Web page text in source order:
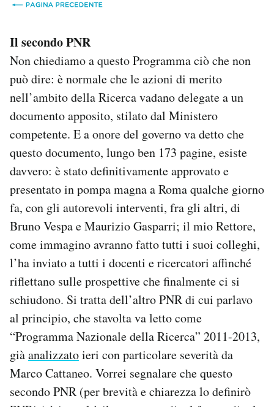
Il secondo PNR
Non chiediamo a questo Programma ciò che non
può dire: è normale che le azioni di merito
nell’ambito della Ricerca vadano delegate a un
documento apposito, stilato dal Ministero
competente. E a onore del governo va detto che
questo documento, lungo ben 173 pagine, esiste
davvero: è stato definitivamente approvato e
presentato in pompa magna a Roma qualche giorno
fa, con gli autorevoli interventi, fra gli altri, di
Bruno Vespa e Maurizio Gasparri; il mio Rettore,
come immagino avranno fatto tutti i suoi colleghi,
l’ha inviato a tutti i docenti e ricercatori affinché
riflettano sulle prospettive che finalmente ci si
schiudono. Si tratta dell’altro PNR di cui parlavo
al principio, che stavolta va letto come
“Programma Nazionale della Ricerca” 2011-2013,
giàanalizzatoieri con particolare severità da
Marco Cattaneo. Vorrei segnalare che questo
secondo PNR (per brevità e chiarezza lo definirò